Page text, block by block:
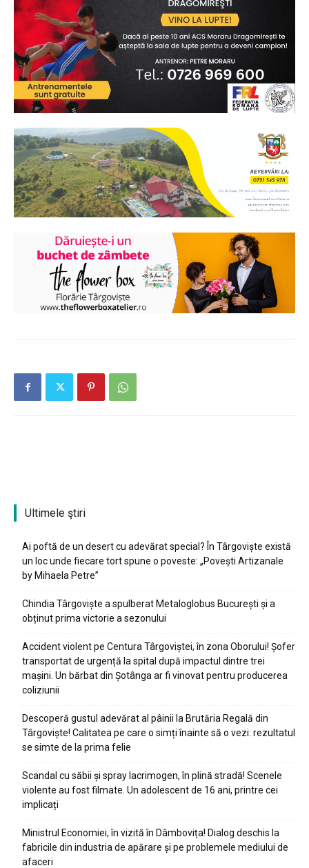
Ultimele ştiri
Ai poftă de un desert cu adevărat special? În Târgoviște există
un loc unde fiecare tort spune o poveste: „Povești Artizanale
by Mihaela Petre”
Chindia Târgoviște a spulberat Metaloglobus București și a
obținut prima victorie a sezonului
Accident violent pe Centura Târgoviștei, în zona Oborului! Șofer
transportat de urgență la spital după impactul dintre trei
mașini. Un bărbat din Șotânga ar fi vinovat pentru producerea
coliziunii
Descoperă gustul adevărat al pâinii la Brutăria Regală din
Târgoviște! Calitatea pe care o simți înainte să o vezi: rezultatul
se simte de la prima felie
Scandal cu săbii și spray lacrimogen, în plină stradă! Scenele
violente au fost filmate. Un adolescent de 16 ani, printre cei
implicați
Ministrul Economiei, în vizită în Dâmbovița! Dialog deschis la
fabricile din industria de apărare și pe problemele mediului de
afaceri